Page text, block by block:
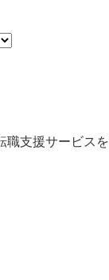
支援サービス